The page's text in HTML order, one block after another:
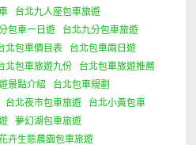
台北九人座包車旅遊
包車一日遊
台北九分包車旅遊
北包車價目表
台北包車兩日遊
北包車旅遊九份
台北包車旅遊推薦
景點介紹
台北包車規劃
台北夜市包車旅遊
台北小黃包車
夢幻湖包車旅遊
卉生態農園包車旅遊